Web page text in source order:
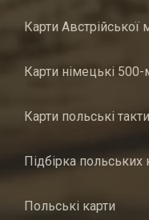
Карти Австрійської
Карти німецькі
Карти польські
Підбірка польських
Польські карти